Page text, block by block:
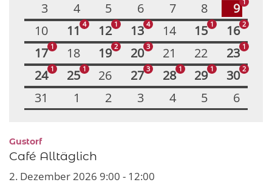
3
4 5 6 7 8 9
10 11 4 12 1 13 4 14 15 1 16 2
17 1 18 19 2 20 3 21 22 23 1
24 1 25 1 26 27 3 28 1 29 1 30 2
31 1 2 3 4 5 6
Gustorf:
Café Alltäglich
2. Dezember 2026 9:00 - 12:00